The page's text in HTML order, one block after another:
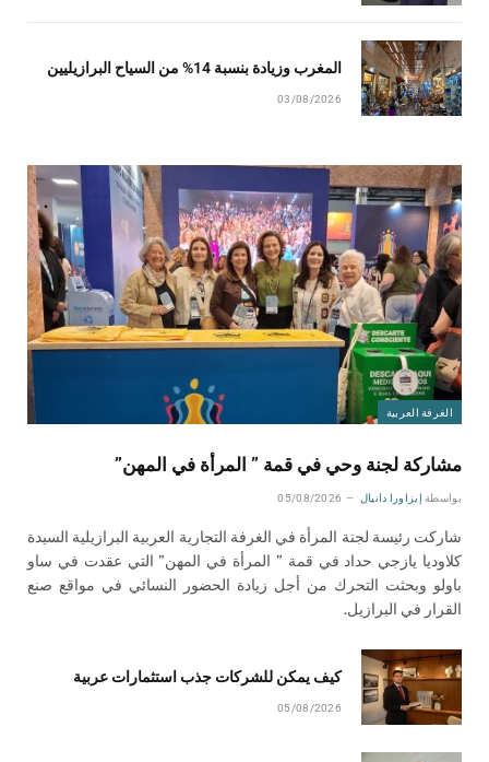
المغرب وزيادة بنسبة 14% من السياح البرازيليين
03/08/2026
الغرفة العربية
مشاركة لجنة وحي في قمة ” المرأة في المهن”
بواسطة إيزاورا دانيال 05/08/2026
شاركت رئيسة لجنة المرأة في الغرفة التجارية العربية البرازيلية السيدة
كلاوديا يازجي حداد في قمة ” المرأة في المهن” التي عقدت في ساو
باولو وبحثت التحرك من أجل زيادة الحضور النسائي في مواقع صنع
القرار في البرازيل.
كيف يمكن للشركات جذب استثمارات عربية
05/08/2026